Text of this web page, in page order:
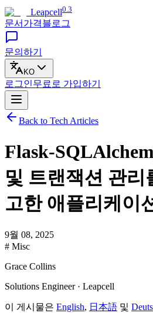
Leapcell0.3
문서 가격블로그
문의하기
KO
로그인무료로 가입하기
Back to Tech Articles
Flask-
및 트랜잭션 관리
고한 애플리케이
9월 08, 2025
# Misc
Grace Collins
Solutions Engineer · Leapcell
이 게시물은 English, 日本語 및